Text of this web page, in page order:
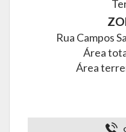
Rua Campos
Área
Área